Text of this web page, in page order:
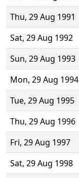
Thu, 29 Aug 1991
Sat, 29 Aug 1992
Sun, 29 Aug 1993
Mon, 29 Aug 1994
Tue, 29 Aug 1995
Thu, 29 Aug 1996
Fri, 29 Aug 1997
Sat, 29 Aug 1998